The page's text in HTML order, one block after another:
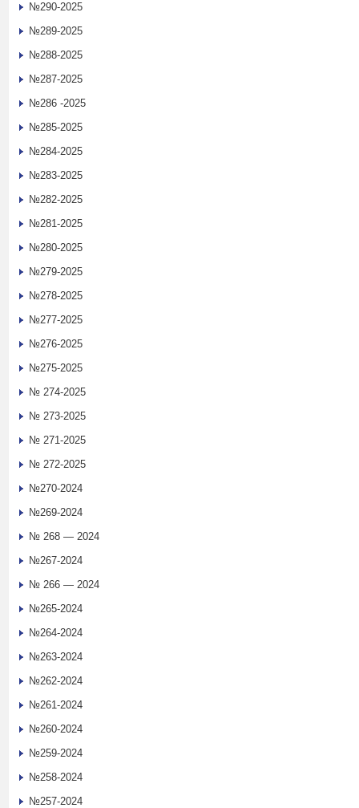
№290-2025
№289-2025
№288-2025
№287-2025
№286 -2025
№285-2025
№284-2025
№283-2025
№282-2025
№281-2025
№280-2025
№279-2025
№278-2025
№277-2025
№276-2025
№275-2025
№ 274-2025
№ 273-2025
№ 271-2025
№ 272-2025
№270-2024
№269-2024
№ 268 — 2024
№267-2024
№ 266 — 2024
№265-2024
№264-2024
№263-2024
№262-2024
№261-2024
№260-2024
№259-2024
№258-2024
№257-2024